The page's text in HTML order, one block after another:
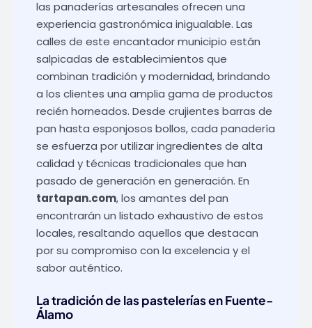
las panaderías artesanales ofrecen una
experiencia gastronómica inigualable. Las
calles de este encantador municipio están
salpicadas de establecimientos que
combinan tradición y modernidad, brindando
a los clientes una amplia gama de productos
recién horneados. Desde crujientes barras de
pan hasta esponjosos bollos, cada panadería
se esfuerza por utilizar ingredientes de alta
calidad y técnicas tradicionales que han
pasado de generación en generación. En
tartapan.com, los amantes del pan
encontrarán un listado exhaustivo de estos
locales, resaltando aquellos que destacan
por su compromiso con la excelencia y el
sabor auténtico.
La tradición de las pastelerías en Fuente-
Álamo